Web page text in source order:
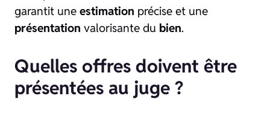
garantit une estimation précise et une
présentation valorisante du bien.
Quelles offres doivent être
présentées au juge ?